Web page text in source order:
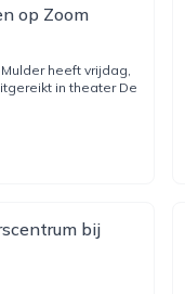
op Zoom
heeft vrijdag,
in theater De
bij